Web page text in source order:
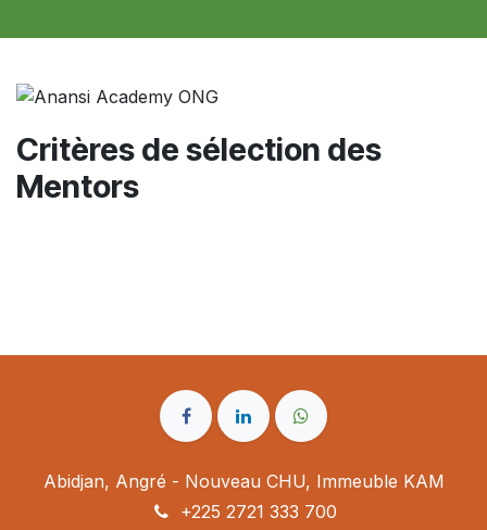
Critères de sélection des
Mentors
Abidjan, Angré - Nouveau CHU, Immeuble KAM
+225 2721 333 700